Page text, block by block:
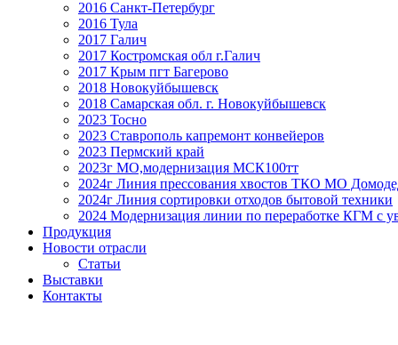
2016 Санкт-Петербург
2016 Тула
2017 Галич
2017 Костромская обл г.Галич
2017 Крым пгт Багерово
2018 Новокуйбышевск
2018 Самарская обл. г. Новокуйбышевск
2023 Тосно
2023 Ставрополь капремонт конвейеров
2023 Пермский край
2023г МО,модернизация МСК100тт
2024г Линия прессования хвостов ТКО МО
2024г Линия сортировки отходов бытовой техники
2024 Модернизация линии по переработке КГМ с
Продукция
Новости отрасли
Статьи
Выставки
Контакты